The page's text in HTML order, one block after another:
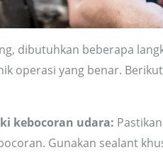
dibutuhkan beberapa
operasi yang benar.
kebocoran udara:
Gunakan sealant